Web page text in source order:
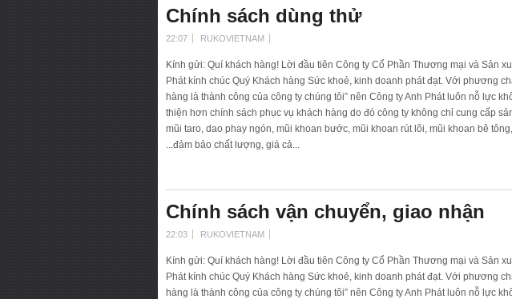
Chính sách dùng thử
22:07 RUKOVIETNAM
Kính gửi: Quí khách hàng! Lời đầu tiên Công ty Cổ Phần Thương mại và Sản
Phát kính chúc Quý Khách hàng Sức khoẻ, kinh doanh phát đạt. Với phương
hàng là thành công của công ty chúng tôi” nên Công ty Anh Phát luôn nỗ lực
thiện hơn chính sách phục vụ khách hàng do đó công ty không chỉ cung cấp
mũi taro, dao phay ngón, mũi khoan bước, mũi khoan rút lõi, mũi khoan bê
...đảm bảo chất lượng, giá cả...
Chính sách vận chuyển, giao nhận
22:03 RUKOVIETNAM
Kính gửi: Quí khách hàng! Lời đầu tiên Công ty Cổ Phần Thương mại và Sản
Phát kính chúc Quý Khách hàng Sức khoẻ, kinh doanh phát đạt. Với phương
hàng là thành công của công ty chúng tôi” nên Công ty Anh Phát luôn nỗ lực